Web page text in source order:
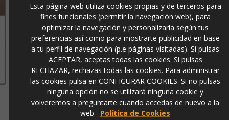
-3% DE DESCUENTO EXTRApara pagos con
transferencia bancaria
1475
Esta página web utiliza cookies propias y de terceros para
fines funcionales (permitir la navegación web), para
optimizar la navegación y personalizarla según tus
preferencias así como para mostrarte publicidad en base
a tu perfil de navegación (p.e páginas visitadas). Si pulsas
ACEPTAR, aceptas todas las cookies. Si pulsas
RECHAZAR, rechazas todas las cookies. Para administrar
las cookies pulsa en CONFIGURAR COOKIES. Si no pulsas
ninguna opción no se utilizará ninguna cookie y
volveremos a preguntarte cuando accedas de nuevo a la
web. Política de Cookies